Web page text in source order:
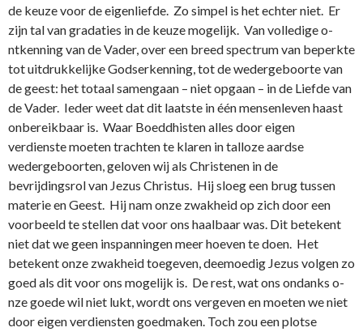
de keuze voor de eigenliefde. Zo simpel is het echter niet. Er
zijn tal van gradaties in de keuze mogelijk. Van volledige o­
ntkenning van de Vader, over een breed spectrum van beperkte
tot uitdrukkelijke Godserkenning, tot de wedergeboorte van
de geest: het totaal samengaan – niet opgaan – in de Liefde van
de Vader. Ieder weet dat dit laatste in één mensenleven haast
o­nbereikbaar is. Waar Boeddhisten alles door eigen
verdienste moeten trachten te klaren in talloze aardse
wedergeboorten, geloven wij als Christenen in de
bevrijdingsrol van Jezus Christus. Hij sloeg een brug tussen
materie en Geest. Hij nam o­nze zwakheid op zich door een
voorbeeld te stellen dat voor o­ns haalbaar was. Dit betekent
niet dat we geen inspanningen meer hoeven te doen. Het
betekent o­nze zwakheid toegeven, deemoedig Jezus volgen zo
goed als dit voor o­ns mogelijk is. De rest, wat o­ns o­ndanks o­
nze goede wil niet lukt, wordt o­ns vergeven en moeten we niet
door eigen verdiensten goedmaken. Toch zou een plotse